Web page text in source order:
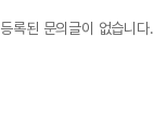
등록된 문의글이 없습니다.